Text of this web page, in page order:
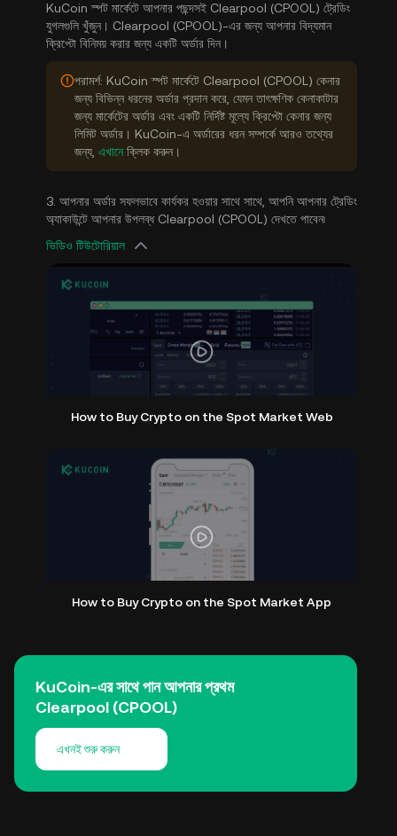
KuCoin স্পট মার্কেটে আপনার পছন্দসই Clearpool (CPOOL) ট্রেডিং
যুগলগুলি খুঁজুন। Clearpool (CPOOL)-এর জন্য আপনার বিদ্যমান
ক্রিপ্টো বিনিময় করার জন্য একটি অর্ডার দিন।
পরামর্শ: KuCoin স্পট মার্কেটে Clearpool (CPOOL) কেনার
জন্য বিভিন্ন ধরনের অর্ডার প্রদান করে, যেমন তাৎক্ষণিক কেনাকাটার
জন্য মার্কেটের অর্ডার এবং একটি নির্দিষ্ট মূল্যে ক্রিপ্টো কেনার জন্য
লিমিট অর্ডার। KuCoin-এ অর্ডারের ধরন সম্পর্কে আরও তথ্যের
জন্য, এখানেক্লিক করুন।
3. আপনার অর্ডার সফলভাবে কার্যকর হওয়ার সাথে সাথে, আপনি আপনার ট্রেডিং
অ্যাকাউন্টে আপনার উপলব্ধ Clearpool (CPOOL) দেখতে পাবেন৷
ভিডিও টিউটোরিয়াল
How to Buy Crypto on the Spot Market Web
How to Buy Crypto on the Spot Market App
KuCoin-এর সাথে পান আপনার প্রথম
Clearpool (CPOOL)
এখনই শুরু করুন